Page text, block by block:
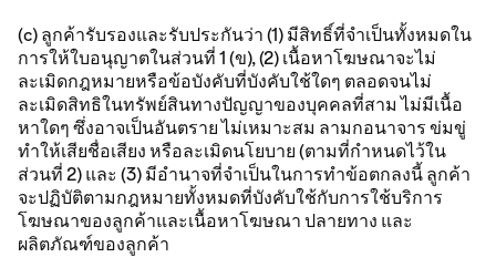
(c) ลูกค้ารับรองและรับประกันว่า (1) มีสิทธิ์ที่จำเป็นทั้งหมดใน
การให้ใบอนุญาตในส่วนที่ 1 (ข), (2) เนื้อหาโฆษณาจะไม่
ละเมิดกฎหมายหรือข้อบังคับที่บังคับใช้ใดๆ ตลอดจนไม่
ละเมิดสิทธิในทรัพย์สินทางปัญญาของบุคคลที่สาม ไม่มีเนื้อ
หาใดๆ ซึ่งอาจเป็นอันตราย ไม่เหมาะสม ลามกอนาจาร ข่มขู่
ทำให้เสียชื่อเสียง หรือละเมิดนโยบาย (ตามที่กำหนดไว้ใน
ส่วนที่ 2) และ (3) มีอำนาจที่จำเป็นในการทำข้อตกลงนี้ ลูกค้า
จะปฏิบัติตามกฎหมายทั้งหมดที่บังคับใช้กับการใช้บริการ
โฆษณาของลูกค้าและเนื้อหาโฆษณา ปลายทาง และ
ผลิตภัณฑ์ของลูกค้า